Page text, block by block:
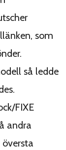
som
så ledde
FIXE
andra